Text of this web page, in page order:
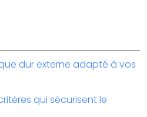
dur externe adapté à vos
qui sécurisent le